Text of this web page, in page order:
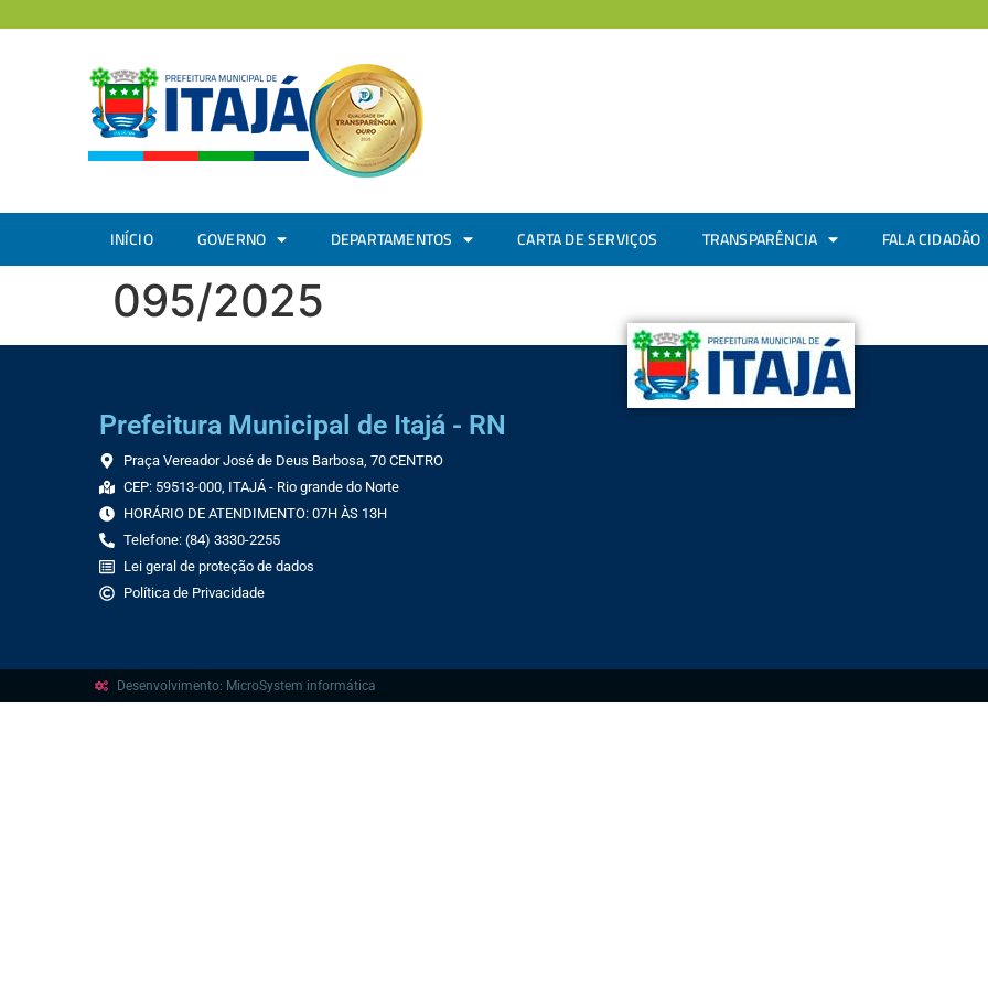
INÍCIO GOVERNO DEPARTAMENTOS CARTA DE SERVIÇOS TRANSPARÊNCIA FALA CIDADÃO
095/2025
Prefeitura Municipal de Itajá - RN
Praça Vereador José de Deus Barbosa, 70 CENTRO
CEP: 59513-000, ITAJÁ - Rio grande do Norte
HORÁRIO DE ATENDIMENTO: 07H ÀS 13H
Telefone: (84) 3330-2255
Lei geral de proteção de dados
Política de Privacidade
Desenvolvimento: MicroSystem informática